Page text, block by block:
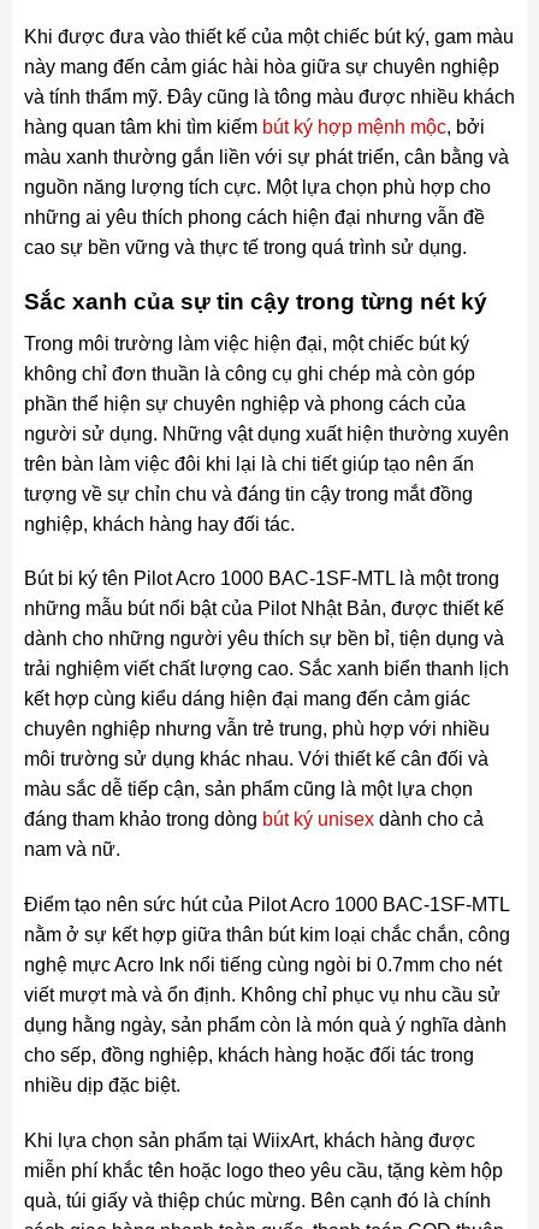
Khi được đưa vào thiết kế của một chiếc bút ký, gam màu
này mang đến cảm giác hài hòa giữa sự chuyên nghiệp
và tính thẩm mỹ. Đây cũng là tông màu được nhiều khách
hàng quan tâm khi tìm kiếm bút ký hợp mệnh mộc, bởi
màu xanh thường gắn liền với sự phát triển, cân bằng và
nguồn năng lượng tích cực. Một lựa chọn phù hợp cho
những ai yêu thích phong cách hiện đại nhưng vẫn đề
cao sự bền vững và thực tế trong quá trình sử dụng.
Sắc xanh của sự tin cậy trong từng nét ký
Trong môi trường làm việc hiện đại, một chiếc bút ký
không chỉ đơn thuần là công cụ ghi chép mà còn góp
phần thể hiện sự chuyên nghiệp và phong cách của
người sử dụng. Những vật dụng xuất hiện thường xuyên
trên bàn làm việc đôi khi lại là chi tiết giúp tạo nên ấn
tượng về sự chỉn chu và đáng tin cậy trong mắt đồng
nghiệp, khách hàng hay đối tác.
Bút bi ký tên Pilot Acro 1000 BAC-1SF-MTL là một trong
những mẫu bút nổi bật của Pilot Nhật Bản, được thiết kế
dành cho những người yêu thích sự bền bỉ, tiện dụng và
trải nghiệm viết chất lượng cao. Sắc xanh biển thanh lịch
kết hợp cùng kiểu dáng hiện đại mang đến cảm giác
chuyên nghiệp nhưng vẫn trẻ trung, phù hợp với nhiều
môi trường sử dụng khác nhau. Với thiết kế cân đối và
màu sắc dễ tiếp cận, sản phẩm cũng là một lựa chọn
đáng tham khảo trong dòng bút ký unisexdành cho cả
nam và nữ.
Điểm tạo nên sức hút của Pilot Acro 1000 BAC-1SF-MTL
nằm ở sự kết hợp giữa thân bút kim loại chắc chắn, công
nghệ mực Acro Ink nổi tiếng cùng ngòi bi 0.7mm cho nét
viết mượt mà và ổn định. Không chỉ phục vụ nhu cầu sử
dụng hằng ngày, sản phẩm còn là món quà ý nghĩa dành
cho sếp, đồng nghiệp, khách hàng hoặc đối tác trong
nhiều dịp đặc biệt.
Khi lựa chọn sản phẩm tại WiixArt, khách hàng được
miễn phí khắc tên hoặc logo theo yêu cầu, tặng kèm hộp
quà, túi giấy và thiệp chúc mừng. Bên cạnh đó là chính